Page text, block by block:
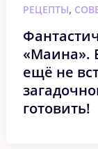
РЕЦЕПТЫ,
«Маина».
ещё не
готовить!